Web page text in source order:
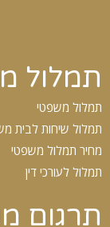
תמלול
תמלול משפטי
תמלול שיחות לבית
מחיר תמלול משפטי
תמלול לעורכי דין
תרגום